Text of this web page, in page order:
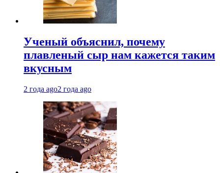
Ученый объяснил, почему
плавленый сыр нам кажется таким
вкусным
2 года ago2 года ago